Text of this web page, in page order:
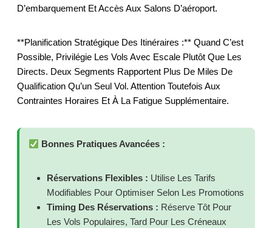
D’embarquement Et Accès Aux Salons D’aéroport.
**Planification Stratégique Des Itinéraires :** Quand C’est
Possible, Privilégie Les Vols Avec Escale Plutôt Que Les
Directs. Deux Segments Rapportent Plus De Miles De
Qualification Qu’un Seul Vol. Attention Toutefois Aux
Contraintes Horaires Et À La Fatigue Supplémentaire.
Bonnes Pratiques Avancées :
Réservations Flexibles : Utilise Les Tarifs
Modifiables Pour Optimiser Selon Les Promotions
Timing Des Réservations : Réserve Tôt Pour
Les Vols Populaires, Tard Pour Les Créneaux